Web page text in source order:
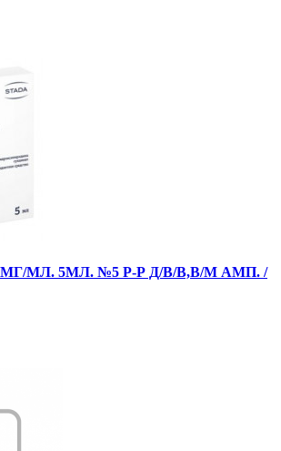
МЛ. 5МЛ. №5 Р-Р Д/В/В,В/М АМП. /